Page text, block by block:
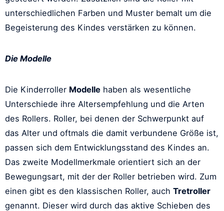
unterschiedlichen Farben und Muster bemalt um die
Begeisterung des Kindes verstärken zu können.
Die Modelle
Die Kinderroller Modelle haben als wesentliche
Unterschiede ihre Altersempfehlung und die Arten
des Rollers. Roller, bei denen der Schwerpunkt auf
das Alter und oftmals die damit verbundene Größe ist,
passen sich dem Entwicklungsstand des Kindes an.
Das zweite Modellmerkmale orientiert sich an der
Bewegungsart, mit der der Roller betrieben wird. Zum
einen gibt es den klassischen Roller, auch Tretroller
genannt. Dieser wird durch das aktive Schieben des